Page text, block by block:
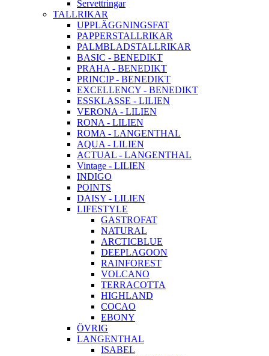
Servettringar
TALLRIKAR
UPPLÄGGNINGSFAT
PAPPERSTALLRIKAR
PALMBLADSTALLRIKAR
BASIC - BENEDIKT
PRAHA - BENEDIKT
PRINCIP - BENEDIKT
EXCELLENCY - BENEDIKT
ESSKLASSE - LILIEN
VERONA - LILIEN
RONA - LILIEN
ROMA - LANGENTHAL
AQUA - LILIEN
ACTUAL - LANGENTHAL
Vintage - LILIEN
INDIGO
POINTS
DAISY - LILIEN
LIFESTYLE
GASTROFAT
NATURAL
ARCTICBLUE
DEEPLAGOON
RAINFOREST
VOLCANO
TERRACOTTA
HIGHLAND
COCAO
EBONY
ÖVRIG
LANGENTHAL
ISABEL